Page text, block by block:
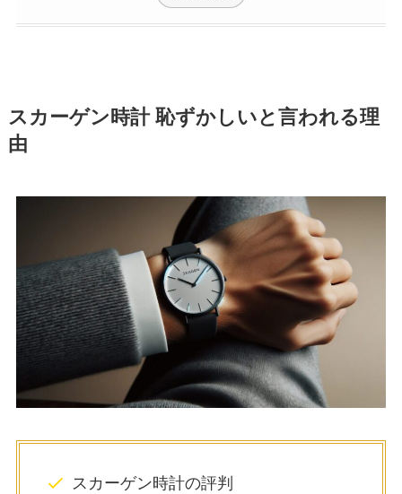
スカーゲン時計 恥ずかしいと言われる理
由
スカーゲン時計の評判